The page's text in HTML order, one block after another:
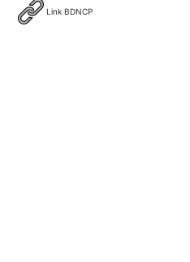
Link BDNCP